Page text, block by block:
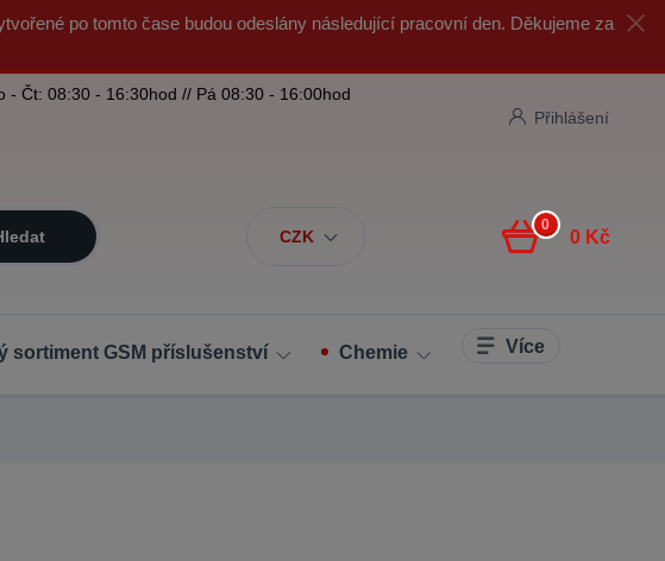
po tomto čase budou odeslány následující pracovní den. Děkujeme za
CZK
Přihlášení
- Čt: 08:30 - 16:30hod // Pá 08:30 - 16:00hod
0
0 Kč
sortiment GSM příslušenství Chemie Více